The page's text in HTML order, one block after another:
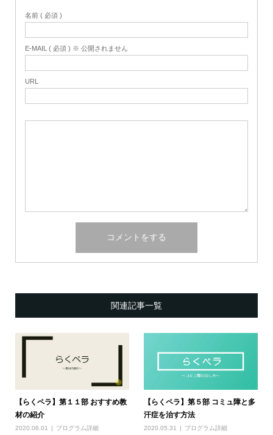
名前 ( 必須 )
E-MAIL ( 必須 ) ※ 公開されません
URL
関連記事一覧
【らくペラ】第１１部 おすすめ教
材の紹介
2020.06.01 プログラム詳細
【らくペラ】第５部 コミュ障と多
汗症を治す方法
2020.05.31 プログラム詳細